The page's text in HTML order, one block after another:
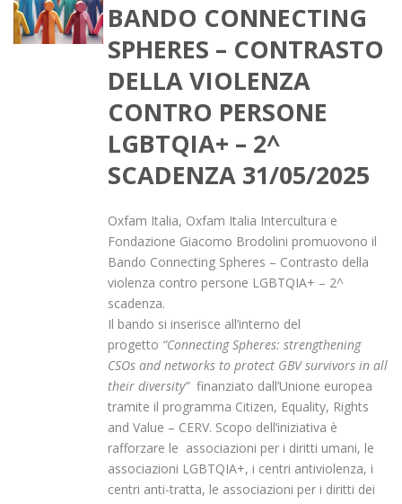
BANDO CONNECTING
SPHERES – CONTRASTO
DELLA VIOLENZA
CONTRO PERSONE
LGBTQIA+ – 2^
SCADENZA 31/05/2025
Oxfam Italia, Oxfam Italia Intercultura e
Fondazione Giacomo Brodolini promuovono il
Bando Connecting Spheres – Contrasto della
violenza contro persone LGBTQIA+ – 2^
scadenza.
Il bando si inserisce all’interno del
progetto “Connecting Spheres: strengthening
CSOs and networks to protect GBV survivors in all
their diversity”finanziato dall’Unione europea
tramite il programma Citizen, Equality, Rights
and Value – CERV. Scopo dell’iniziativa è
rafforzare le associazioni per i diritti umani, le
associazioni LGBTQIA+, i centri antiviolenza, i
centri anti-tratta, le associazioni per i diritti dei